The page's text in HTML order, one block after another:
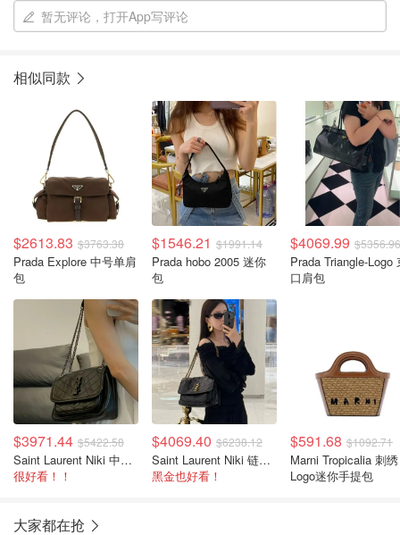
暂无评论，打开App写评论
相似同款
$2613.83 $3763.38
Prada Explore 中号单肩
包
$1546.21 $1991.14
Prada hobo 2005 迷你
包
$4069.99 $5356.96
Prada Triangle-Logo
口肩包
$3971.44 $5422.58
Saint Laurent Niki 中号链条肩包
很好看！！
$4069.40 $6238.12
Saint Laurent Niki 链条中号肩包
黑金也好看！
$591.68 $1092.71
Marni Tropicalia 刺绣
Logo迷你手提包
大家都在抢